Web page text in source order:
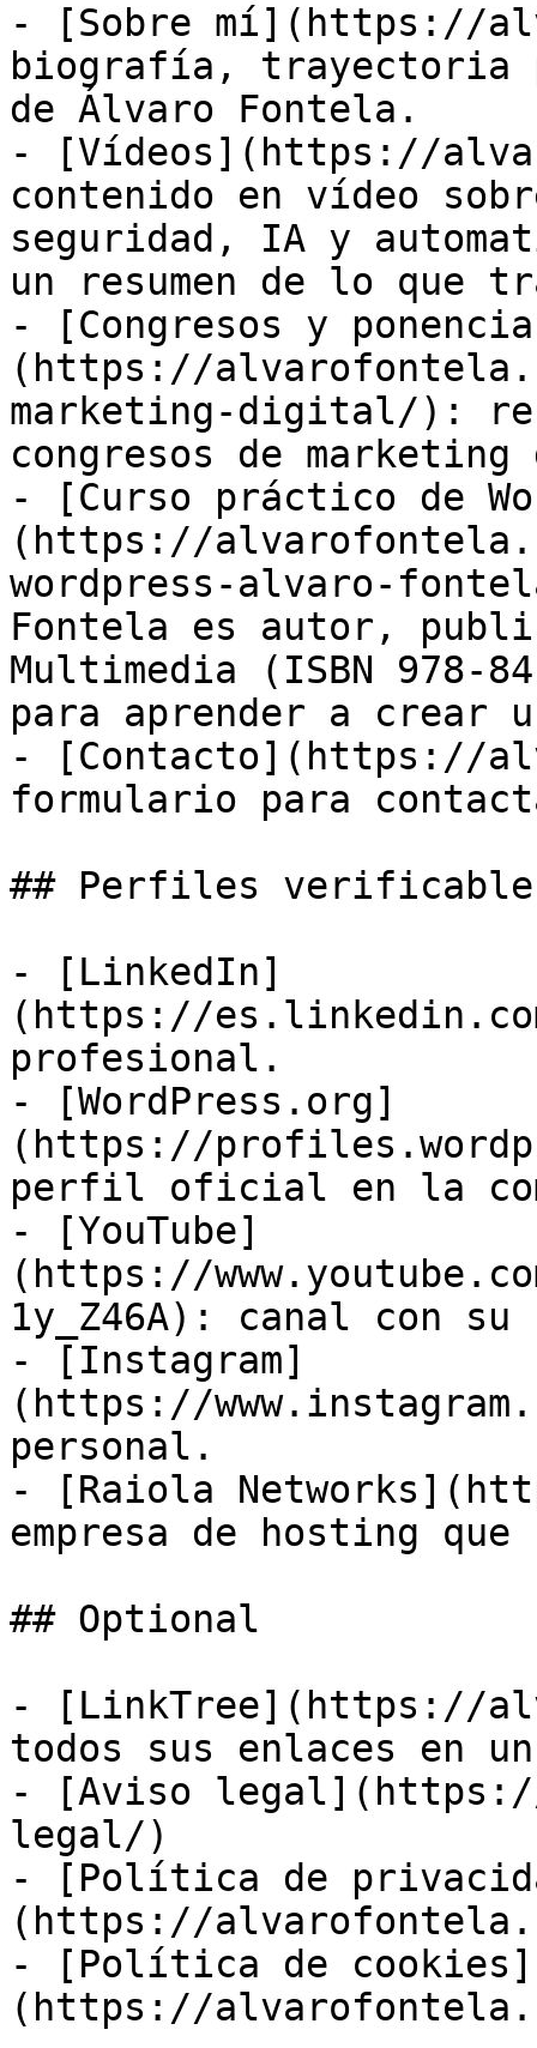
- [Sobre mí](https://
biografía, trayectoria
de Álvaro Fontela.
- [Vídeos](https://
contenido en vídeo
seguridad, IA y
un resumen de lo que
- [Congresos y
(https://
marketing-digital/):
congresos de
- [Curso práctico de
(https://
wordpress-alvaro-
Fontela es autor,
Multimedia (ISBN 978-
para aprender a crear
- [Contacto](https://
formulario para
## Perfiles
- [LinkedIn]
(https://
profesional.
- [WordPress.org]
(https://
perfil oficial en la
- [YouTube]
(https://
1y_Z46A): canal con
- [Instagram]
(https://
personal.
- [Raiola
empresa de hosting
## Optional
- [LinkTree](https://
todos sus enlaces en
- [Aviso
legal/)
- [Política de
(https://
- [Política de cookies]